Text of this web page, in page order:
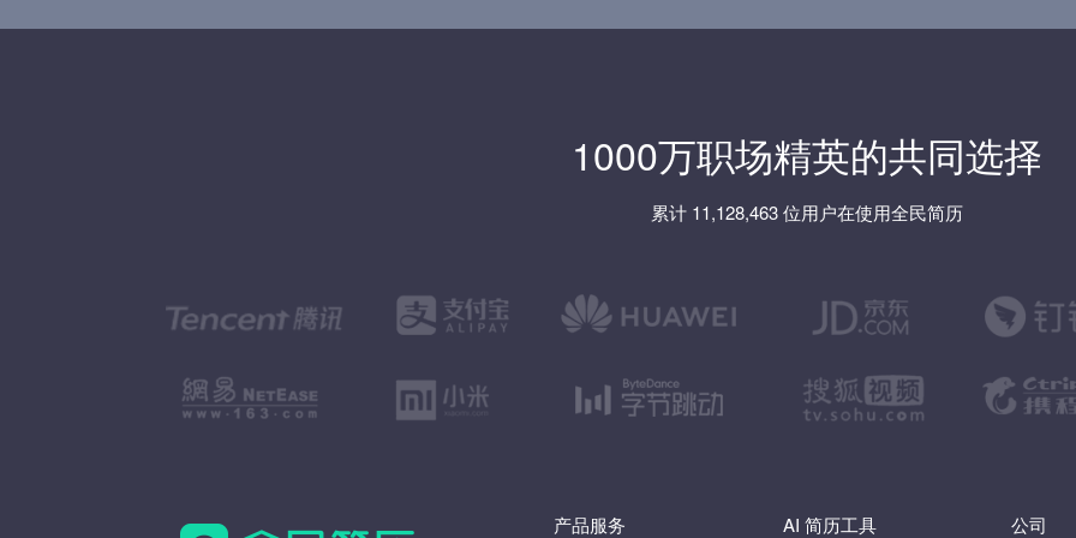
1000万职场精英的共同选择
累计 11,128,463 位用户在使用全民简历
产品服务 AI 简历工具 公司